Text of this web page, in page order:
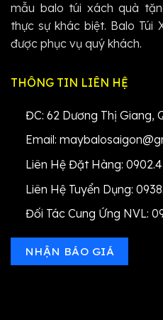
mẫu balo túi xách quà
thực sự khác biệt. Balo Túi
được phục vụ quý khách.
THÔNG TIN LIÊN HỆ
ĐC: 62 Dương Thị Giang,
Email:
Liên Hệ Đặt Hàng:
Liên Hệ Tuyển Dụng:
Đối Tác Cung Ứng NVL:
NHẬN BÁO GIÁ